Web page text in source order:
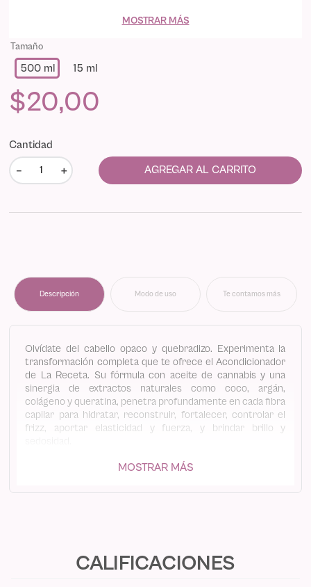
MOSTRAR MÁS
Tamaño
500 ml 15 ml
$20,00
Cantidad
＋
－ AGREGAR AL CARRITO
Descripción Modo de uso Te contamos más
Olvídate del cabello opaco y quebradizo. Experimenta la
transformación completa que te ofrece el Acondicionador
de La Receta. Su fórmula con aceite de cannabis y una
sinergia de extractos naturales como coco, argán,
colágeno y queratina, penetra profundamente en cada fibra
capilar para hidratar, reconstruir, fortalecer, controlar el
frizz, aportar elasticidad y fuerza, y brindar brillo y
• Fórmula natural: Libre de siliconas y parabenos para un
• Nutrición profunda
MOSTRAR MÁS